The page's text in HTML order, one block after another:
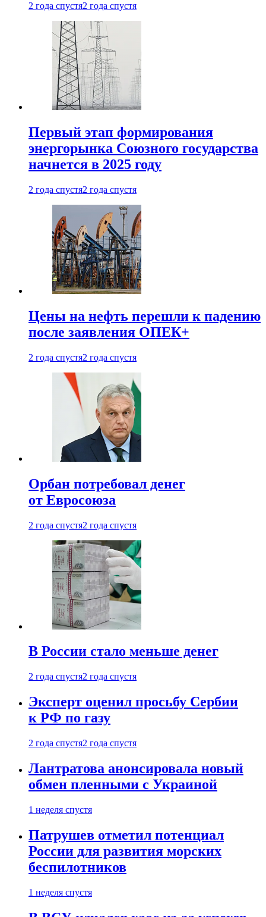
2 года спустя2 года спустя
Первый этап формирования
энергорынка Союзного государства
начнется в 2025 году
2 года спустя2 года спустя
Цены на нефть перешли к падению
после заявления ОПЕК+
2 года спустя2 года спустя
Орбан потребовал денег
от Евросоюза
2 года спустя2 года спустя
В России стало меньше денег
2 года спустя2 года спустя
Эксперт оценил просьбу Сербии
к РФ по газу
2 года спустя2 года спустя
Лантратова анонсировала новый
обмен пленными с Украиной
1 неделя спустя
Патрушев отметил потенциал
России для развития морских
беспилотников
1 неделя спустя